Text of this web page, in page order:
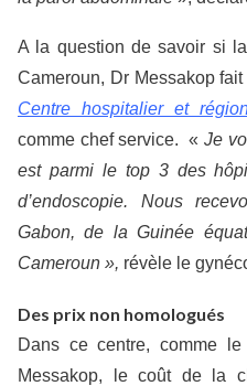
A la question de savoir si
Cameroun, Dr Messakop
Centre hospitalier et
comme chef service. « Je
est parmi le top 3 des
d’endoscopie. Nous
Gabon, de la Guinée
Cameroun », révèle le
Des prix non homologués
Dans ce centre, comme
Messakop, le coût de la